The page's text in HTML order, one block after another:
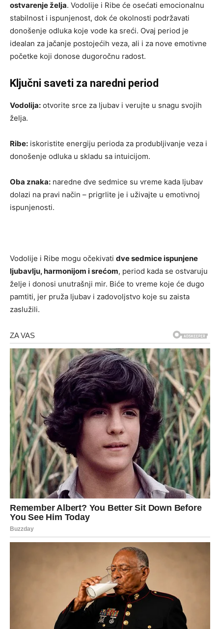
ostvarenje želja. Vodolije i Ribe će osećati emocionalnu
stabilnost i ispunjenost, dok će okolnosti podržavati
donošenje odluka koje vode ka sreći. Ovaj period je
idealan za jačanje postojećih veza, ali i za nove emotivne
početke koji donose dugoročnu radost.
Ključni saveti za naredni period
Vodolija: otvorite srce za ljubav i verujte u snagu svojih
želja.
Ribe: iskoristite energiju perioda za produbljivanje veza i
donošenje odluka u skladu sa intuicijom.
Oba znaka: naredne dve sedmice su vreme kada ljubav
dolazi na pravi način – prigrlite je i uživajte u emotivnoj
ispunjenosti.
Vodolije i Ribe mogu očekivati dve sedmice ispunjene
ljubavlju, harmonijom i srećom, period kada se ostvaruju
želje i donosi unutrašnji mir. Biće to vreme koje će dugo
pamtiti, jer pruža ljubav i zadovoljstvo koje su zaista
zaslužili.